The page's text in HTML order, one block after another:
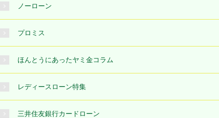
ノーローン
プロミス
ほんとうにあったヤミ金コラム
レディースローン特集
三井住友銀行カードローン